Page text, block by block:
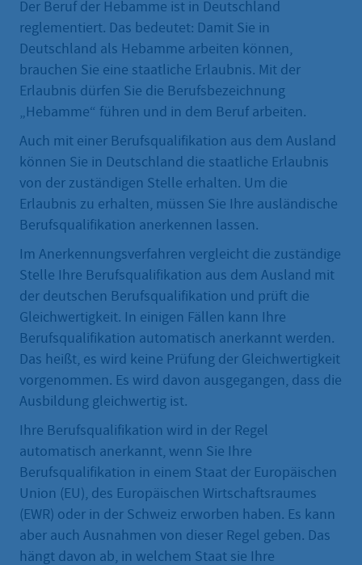
Der Beruf der Hebamme ist in Deutschland
reglementiert. Das bedeutet: Damit Sie in
Deutschland als Hebamme arbeiten können,
brauchen Sie eine staatliche Erlaubnis. Mit der
Erlaubnis dürfen Sie die Berufsbezeichnung
„Hebamme“ führen und in dem Beruf arbeiten.
Auch mit einer Berufsqualifikation aus dem Ausland
können Sie in Deutschland die staatliche Erlaubnis
von der zuständigen Stelle erhalten. Um die
Erlaubnis zu erhalten, müssen Sie Ihre ausländische
Berufsqualifikation anerkennen lassen.
Im Anerkennungsverfahren vergleicht die zuständige
Stelle Ihre Berufsqualifikation aus dem Ausland mit
der deutschen Berufsqualifikation und prüft die
Gleichwertigkeit. In einigen Fällen kann Ihre
Berufsqualifikation automatisch anerkannt werden.
Das heißt, es wird keine Prüfung der Gleichwertigkeit
vorgenommen. Es wird davon ausgegangen, dass die
Ausbildung gleichwertig ist.
Ihre Berufsqualifikation wird in der Regel
automatisch anerkannt, wenn Sie Ihre
Berufsqualifikation in einem Staat der Europäischen
Union (EU), des Europäischen Wirtschaftsraumes
(EWR) oder in der Schweiz erworben haben. Es kann
aber auch Ausnahmen von dieser Regel geben. Das
hängt davon ab, in welchem Staat sie Ihre